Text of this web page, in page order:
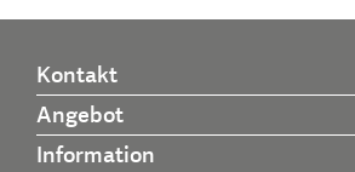
Kontakt
Angebot
Information